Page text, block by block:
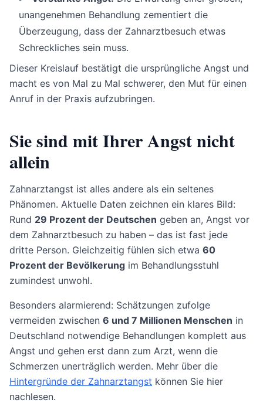
unangenehmen Behandlung zementiert die
Überzeugung, dass der Zahnarztbesuch etwas
Schreckliches sein muss.
Dieser Kreislauf bestätigt die ursprüngliche Angst und
macht es von Mal zu Mal schwerer, den Mut für einen
Anruf in der Praxis aufzubringen.
Sie sind mit Ihrer Angst nicht
allein
Zahnarztangst ist alles andere als ein seltenes
Phänomen. Aktuelle Daten zeichnen ein klares Bild:
Rund 29 Prozent der Deutschen geben an, Angst vor
dem Zahnarztbesuch zu haben – das ist fast jede
dritte Person. Gleichzeitig fühlen sich etwa 60
Prozent der Bevölkerung im Behandlungsstuhl
zumindest unwohl.
Besonders alarmierend: Schätzungen zufolge
vermeiden zwischen 6 und 7 Millionen Menschen in
Deutschland notwendige Behandlungen komplett aus
Angst und gehen erst dann zum Arzt, wenn die
Schmerzen unerträglich werden. Mehr über die
Hintergründe der Zahnarztangst können Sie hier
nachlesen.